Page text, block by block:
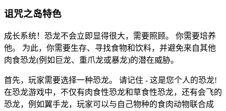
诅咒之岛特色
成长系统！恐龙不会立即显得很大，需要照顾。 你需要培养
他。 为此，你需要生存、寻找食物和饮料，并避免来自其他
肉食恐龙(例如巨龙、重爪龙或暴龙)的潜在威胁。
首先，玩家需要选择一种恐龙。 请记住 - 这是您个人的恐龙!
在恐龙游戏中，不仅有肉食性恐龙和草食性恐龙，还有会飞的
恐龙，例如翼手龙，玩家可以与自己物种的食肉动物联合成